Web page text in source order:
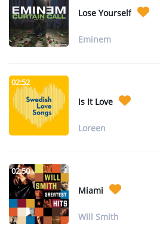
Lose Yourself
Eminem
02:52
Is It Love
Loreen
02:50
Miami
Will Smith